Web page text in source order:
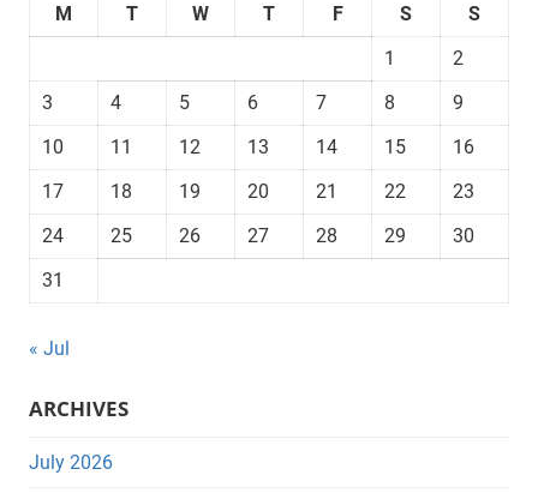
M
T W T F S
S
1
2
3
4 5 6 7 8
9
10
11 12 13 14 15
16
17
18 19 20 21 22
23
24
25 26 27 28 29
30
31
« Jul
ARCHIVES
July 2026